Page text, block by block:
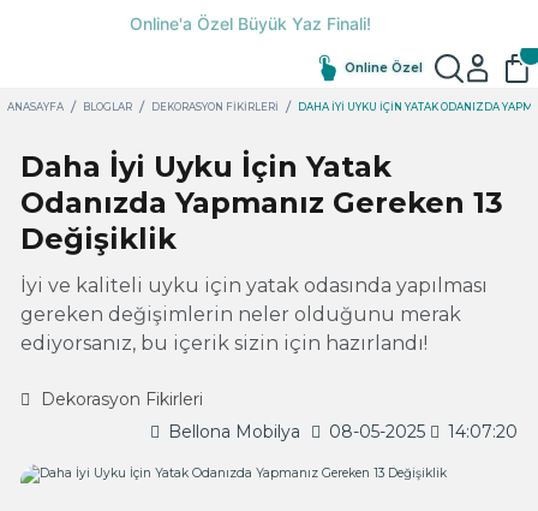
Online Özel
ANASAYFA BLOGLAR DEKORASYON FIKIRLERI DAHA İYI UYKU İÇIN YATAK ODANIZDA
Daha İyi Uyku İçin Yatak
Odanızda Yapmanız Gereken 13
Değişiklik
İyi ve kaliteli uyku için yatak odasında yapılması
gereken değişimlerin neler olduğunu merak
ediyorsanız, bu içerik sizin için hazırlandı!
Dekorasyon Fikirleri
Bellona Mobilya
08-05-2025 14:07:20